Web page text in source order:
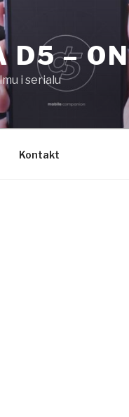
D5 –
i serialu
Kontakt